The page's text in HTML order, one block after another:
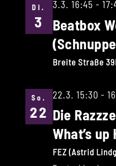
Di.
3
3.3. 16:45 -
Beatbox
Breite Straße
So.
22
22.3. 15:30 -
Die
What’s up
FEZ (Astrid